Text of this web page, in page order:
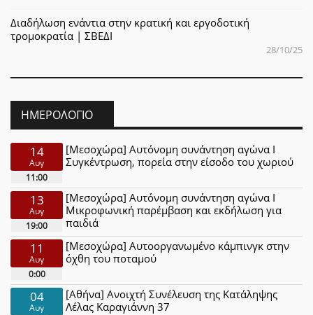
Διαδήλωση ενάντια στην κρατική και εργοδοτική
τρομοκρατία | ΣΒΕΔΙ
28/10/25
ΗΜΕΡΟΛΌΓΙΟ
14
Αυγ
11:00
[Μεσοχώρα] Αυτόνομη συνάντηση αγώνα Ι
Συγκέντρωση, πορεία στην είσοδο του χωριού
13
Αυγ
19:00
[Μεσοχώρα] Αυτόνομη συνάντηση αγώνα Ι
Μικροφωνική παρέμβαση και εκδήλωση για
παιδιά
11
Αυγ
0:00
[Μεσοχώρα] Αυτοοργανωμένο κάμπινγκ στην
όχθη του ποταμού
04
Αυγ
[Αθήνα] Ανοιχτή Συνέλευση της Κατάληψης
Λέλας Καραγιάννη 37